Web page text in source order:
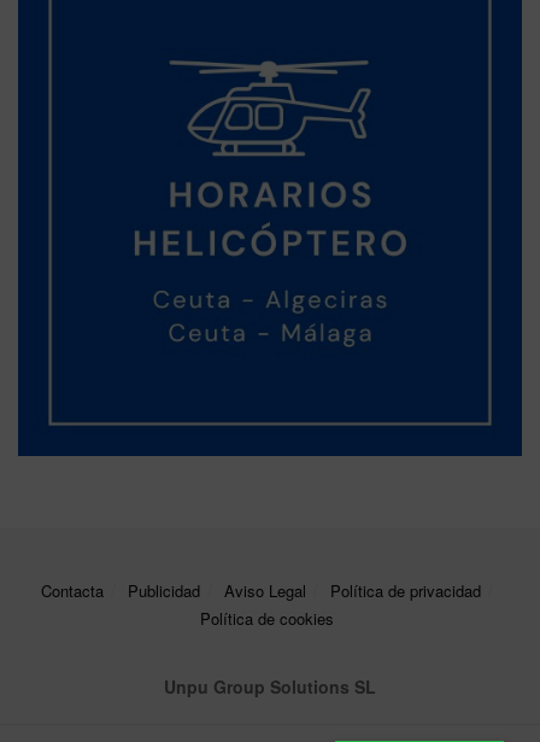
Contacta Publicidad Aviso Legal
Política de privacidad
Política de cookies
Unpu Group Solutions SL